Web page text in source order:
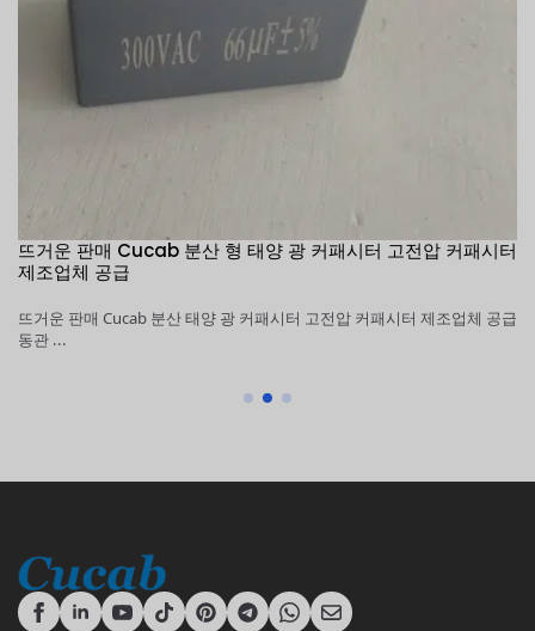
뜨거운 판매 Cucab 분산 형 태양 광 커패시터 고전압 커패시터
제조업체 공급
뜨거운 판매 Cucab 분산 태양 광 커패시터 고전압 커패시터 제조업체 공급
동관 ...